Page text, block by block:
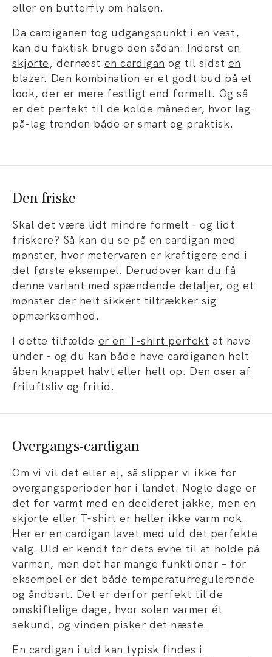
eller en butterfly om halsen.
Da cardiganen tog udgangspunkt i en vest,
kan du faktisk bruge den sådan: Inderst en
skjorte, dernæst en cardigan og til sidst en
blazer. Den kombination er et godt bud på et
look, der er mere festligt end formelt. Og så
er det perfekt til de kolde måneder, hvor lag-
på-lag trenden både er smart og praktisk.
Den friske
Skal det være lidt mindre formelt - og lidt
friskere? Så kan du se på en cardigan med
mønster, hvor metervaren er kraftigere end i
det første eksempel. Derudover kan du få
denne variant med spændende detaljer, og et
mønster der helt sikkert tiltrækker sig
opmærksomhed.
I dette tilfælde er en T-shirt perfekt at have
under - og du kan både have cardiganen helt
åben knappet halvt eller helt op. Den oser af
friluftsliv og fritid.
Overgangs-cardigan
Om vi vil det eller ej, så slipper vi ikke for
overgangsperioder her i landet. Nogle dage er
det for varmt med en decideret jakke, men en
skjorte eller T-shirt er heller ikke varm nok.
Her er en cardigan lavet med uld det perfekte
valg. Uld er kendt for dets evne til at holde på
varmen, men det har mange funktioner – for
eksempel er det både temperaturregulerende
og åndbart. Det er derfor perfekt til de
omskiftelige dage, hvor solen varmer ét
sekund, og vinden pisker det næste.
En cardigan i uld kan typisk findes i